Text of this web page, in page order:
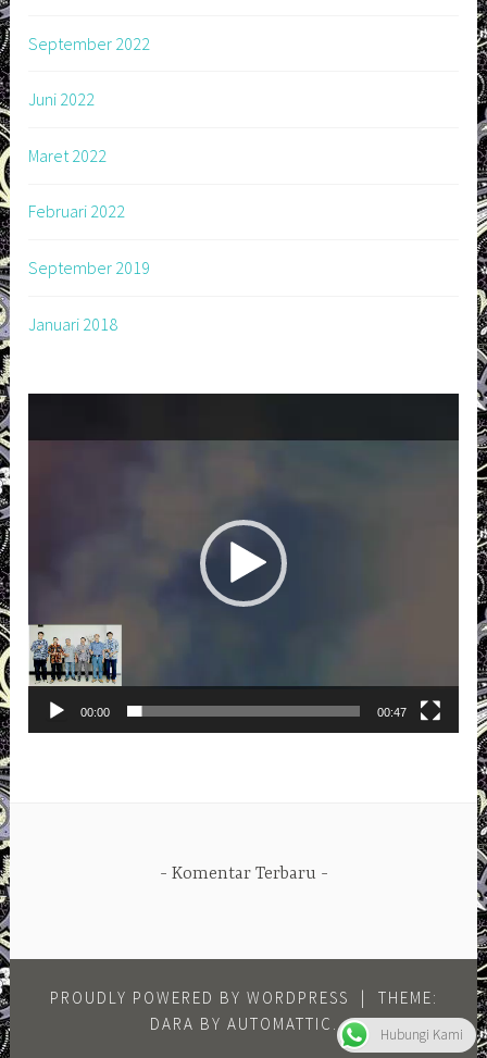
September 2022
Juni 2022
Maret 2022
Februari 2022
September 2019
Januari 2018
00:00 00:47
Komentar Terbaru
PROUDLY POWERED BY WORDPRESS
THEME:
DARA BY AUTOMATTIC .
Hubungi Kami